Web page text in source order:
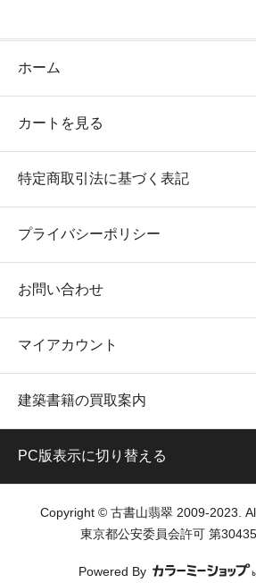
ホーム
カートを見る
特定商取引法に基づく表記
プライバシーポリシー
お問い合わせ
マイアカウント
建築書籍の買取案内
PC版表示に切り替える
Copyright © 古書山翡翠 2009-2023.
東京都公安委員会許可 第
Powered By